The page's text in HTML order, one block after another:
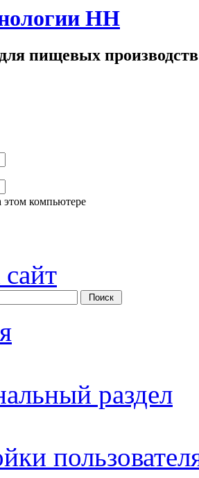
НН
пищевых производств
этом компьютере
раздел